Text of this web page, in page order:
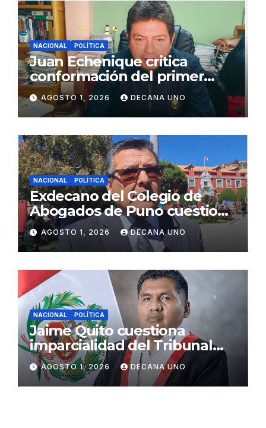
NACIONAL POLÍTICA
Juan Echenique critica
conformación del primer
gabinete ministerial de Keiko
Fujimori
AGOSTO 1, 2026 DECANA UNO
NACIONAL POLÍTICA
Exdecano del Colegio de
Abogados de Puno cuestiona
propuestas sobre seguridad
ciudadana
AGOSTO 1, 2026 DECANA UNO
NACIONAL POLÍTICA
Jaime Quito cuestiona
imparcialidad del Tribunal
Constitucional tras liberación
de Ollanta Humala
AGOSTO 1, 2026 DECANA UNO